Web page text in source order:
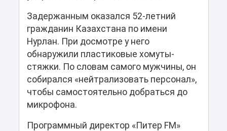
Задержанным оказался 52-летний
гражданин Казахстана по имени
Нурлан. При досмотре у него
обнаружили пластиковые хомуты-
стяжки. По словам самого мужчины, он
собирался «нейтрализовать персонал»,
чтобы самостоятельно добраться до
микрофона.
Программный директор «Питер FM»